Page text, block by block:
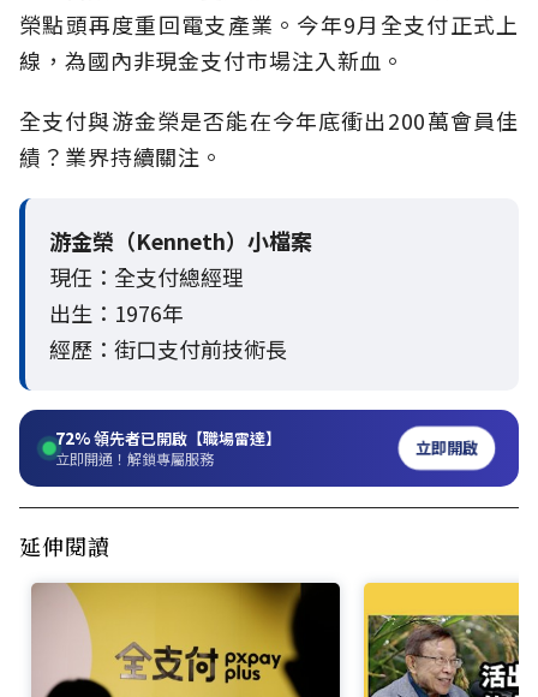
榮點頭再度重回電支產業。今年9月全支付正式上
線，為國內非現金支付市場注入新血。
全支付與游金榮是否能在今年底衝出200萬會員佳
績？業界持續關注。
游金榮（Kenneth）小檔案
現任：全支付總經理
出生：1976年
經歷：街口支付前技術長
72%領先者已開啟【職場雷達】
立即開通！解鎖專屬服務 立即開啟
延伸閱讀